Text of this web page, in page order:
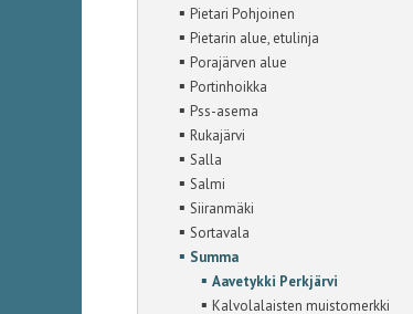
▪ Pietari Pohjoinen
▪ Pietarin alue, etulinja
▪ Porajärven alue
▪ Portinhoikka
▪ Pss-asema
▪ Rukajärvi
▪ Salla
▪ Salmi
▪ Siiranmäki
▪ Sortavala
▪ Summa
▪ Aavetykki Perkjärvi
▪ Kalvolalaisten muistomerkki